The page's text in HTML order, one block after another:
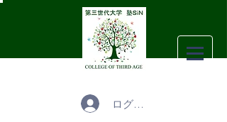
ログイン